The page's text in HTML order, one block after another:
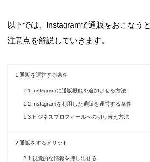
以下では、Instagramで通販をおこなう
注意点を解説していきます。
1 通販を運営する条件
1.1 Instagramに通販機能を追加させる方法
1.2 Instagramを利用した通販を運営する条件
1.3 ビジネスプロフィールへの切り替え方法
2 通販をするメリット
2.1 視覚的な情報を押し出せる